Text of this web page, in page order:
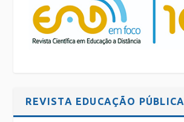
REVISTA EDUCAÇÃO PÚBLICA